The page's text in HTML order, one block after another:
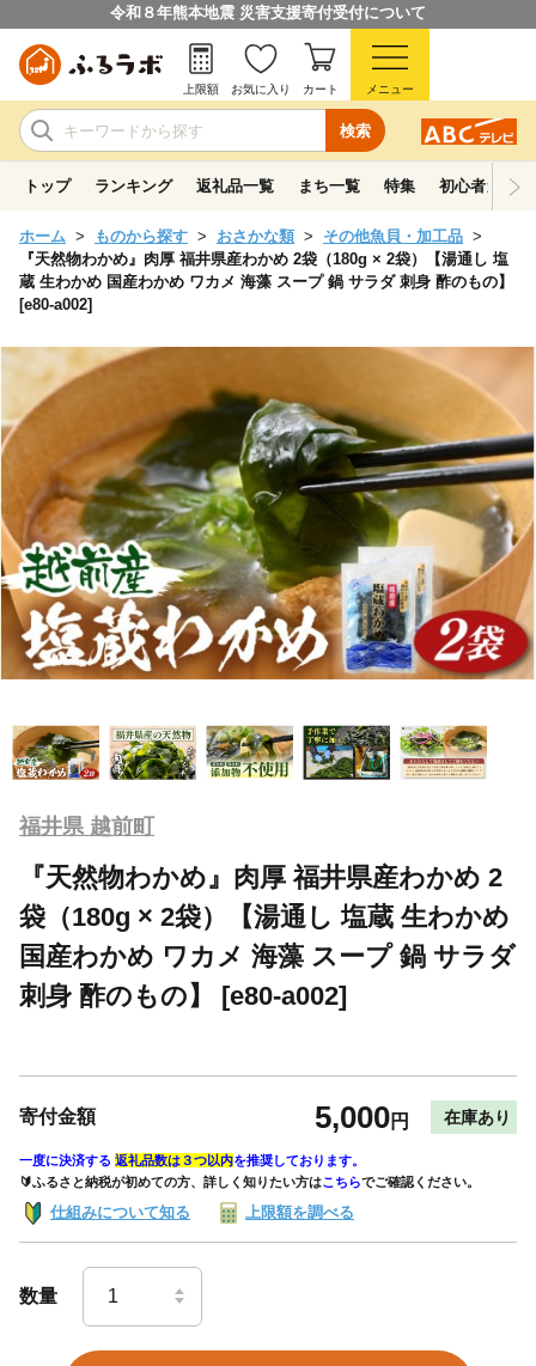
令和８年熊本地震 災害支援寄付受付について
検索
上限額 お気に入り カート メニュー
トップ ランキング 返礼品一覧 まち一覧 特集 初心者ガイド
ホーム ものから探す おさかな類
その他魚貝・加工品
『天然物わかめ』肉厚 福井県産わかめ 2袋（180g × 2袋）【湯通し 塩
蔵 生わかめ 国産わかめ ワカメ 海藻 スープ 鍋 サラダ 刺身 酢のもの】
[e80-a002]
福井県 越前町
『天然物わかめ』肉厚 福井県産わかめ 2
袋（180g × 2袋）【湯通し 塩蔵 生わかめ
国産わかめ ワカメ 海藻 スープ 鍋 サラダ
刺身 酢のもの】 [e80-a002]
寄付金額 5,000円 在庫あり
一度に決済する 返礼品数は３つ以内を推奨しております。
🔰ふるさと納税が初めての方、詳しく知りたい方はこちらでご確認ください。
仕組みについて知る 上限額を調べる
数量